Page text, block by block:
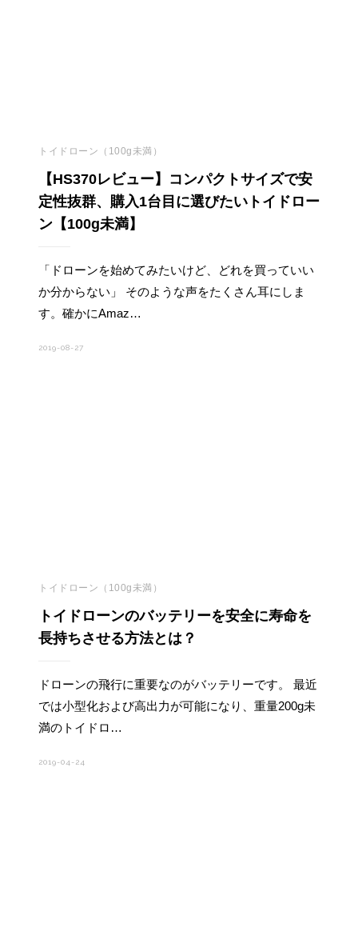
トイドローン（100g未満）
【HS370レビュー】コンパクトサイズで安
定性抜群、購入1台目に選びたいトイドロー
ン【100g未満】
「ドローンを始めてみたいけど、どれを買っていい
か分からない」 そのような声をたくさん耳にしま
す。確かにAmaz…
2019-08-27
トイドローン（100g未満）
トイドローンのバッテリーを安全に寿命を
長持ちさせる方法とは？
ドローンの飛行に重要なのがバッテリーです。 最近
では小型化および高出力が可能になり、重量200g未
満のトイドロ…
2019-04-24